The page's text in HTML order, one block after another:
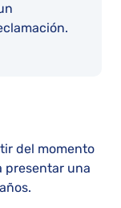
del momento
presentar una